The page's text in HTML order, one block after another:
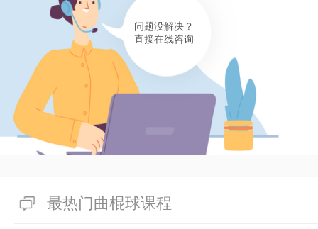
问题没解决？
直接在线咨询
最热门曲棍球课程